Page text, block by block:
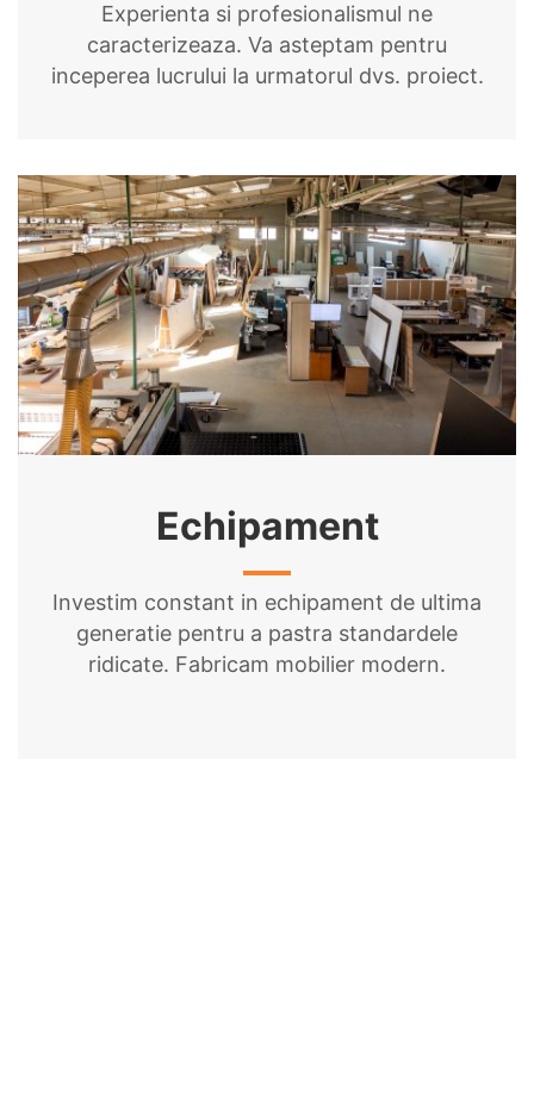
Experienta si profesionalismul ne
caracterizeaza. Va asteptam pentru
inceperea lucrului la urmatorul dvs. proiect.
Echipament
Investim constant in echipament de ultima
generatie pentru a pastra standardele
ridicate. Fabricam mobilier modern.